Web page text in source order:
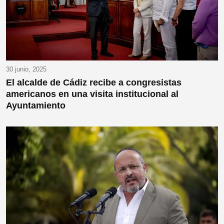
30 junio, 2025
El alcalde de Cádiz recibe a congresistas
americanos en una visita institucional al
Ayuntamiento